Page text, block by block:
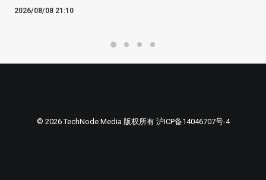
2026/08/08 21:10
© 2026 TechNode Media 版权所有 沪ICP备14046707号-4